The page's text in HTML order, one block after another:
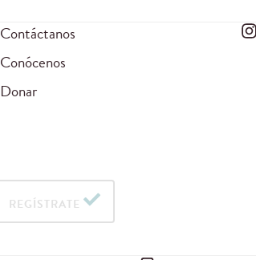
Contáctanos
Conócenos
Donar
REGÍSTRATE